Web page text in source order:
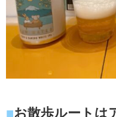
■お散歩ルートは